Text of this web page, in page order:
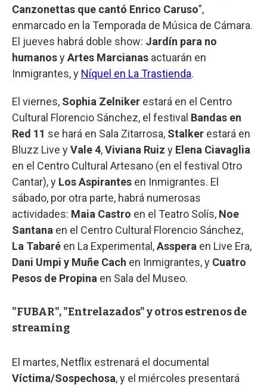
Canzonettas que cantó Enrico Caruso”,
enmarcado en la Temporada de Música de Cámara.
El jueves habrá doble show: Jardín para no
humanosyArtes Marcianas actuarán en
Inmigrantes, y Níquel en La Trastienda.
El viernes, Sophia Zelniker estará en el Centro
Cultural Florencio Sánchez, el festival Bandas en
Red 11 se hará en Sala Zitarrosa, Stalker estará en
Bluzz Live yVale 4,Viviana Ruiz y Elena Ciavaglia
en el Centro Cultural Artesano (en el festival Otro
Cantar), y Los Aspirantes en Inmigrantes. El
sábado, por otra parte, habrá numerosas
actividades: Maia Castro en el Teatro Solís, Noe
Santana en el Centro Cultural Florencio Sánchez,
La Tabaré en La Experimental,Asspera en Live Era,
Dani Umpi y Muñe Cach en Inmigrantes, y Cuatro
Pesos de Propina en Sala del Museo.
"FUBAR", "Entrelazados" y otros estrenos de
streaming
El martes, Netflix estrenará el documental
Víctima/Sospechosa, y el miércoles presentará